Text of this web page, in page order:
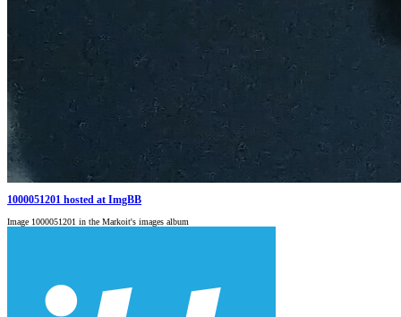
1000051201 hosted at ImgBB
Image 1000051201 in the Markoit's images album